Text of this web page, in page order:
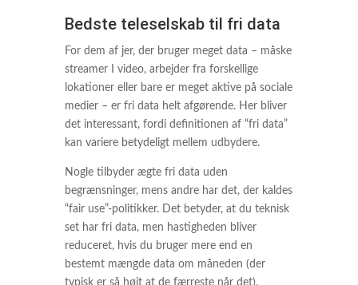
Bedste teleselskab til fri data
For dem af jer, der bruger meget data – måske
streamer I video, arbejder fra forskellige
lokationer eller bare er meget aktive på sociale
medier – er fri data helt afgørende. Her bliver
det interessant, fordi definitionen af “fri data”
kan variere betydeligt mellem udbydere.
Nogle tilbyder ægte fri data uden
begrænsninger, mens andre har det, der kaldes
“fair use”-politikker. Det betyder, at du teknisk
set har fri data, men hastigheden bliver
reduceret, hvis du bruger mere end en
bestemt mængde data om måneden (der
typisk er så højt at de færreste når det).